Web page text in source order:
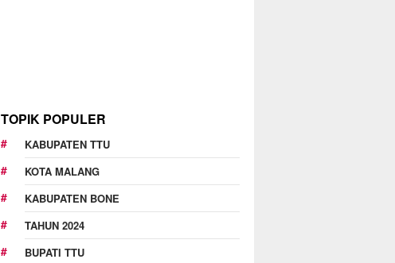
TOPIK POPULER
KABUPATEN TTU
KOTA MALANG
KABUPATEN BONE
TAHUN 2024
BUPATI TTU